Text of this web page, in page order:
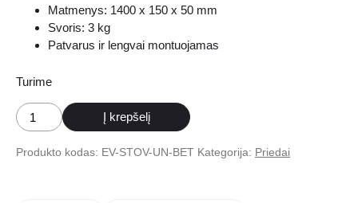
Matmenys: 1400 x 150 x 50 mm
Svoris: 3 kg
Patvarus ir lengvai montuojamas
Turime
produkto
kiekis:
Universalus
Į krepšelį
Produkto kodas: EV-STOV-UN-BET Kategorija: Priedai